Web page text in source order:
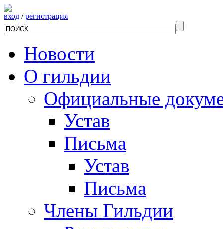
вход /регистрация
Новости
О гильдии
Официальные
Устав
Письма
Устав
Письма
Члены Гильдии